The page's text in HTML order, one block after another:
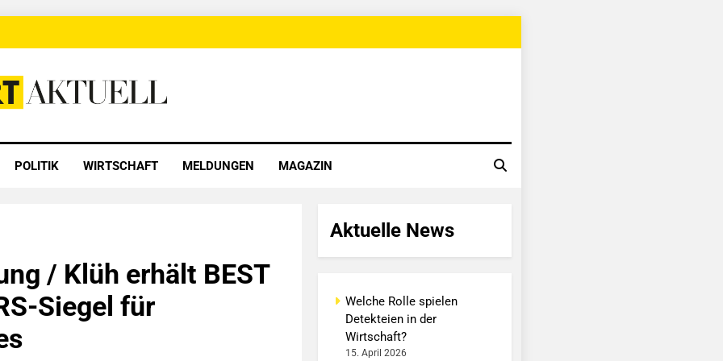
POLITIK WIRTSCHAFT MELDUNGEN MAGAZIN
/ Klüh erhält BEST
Siegel für
Aktuelle News
Welche Rolle spielen
Detekteien in der
Wirtschaft?
15. April 2026